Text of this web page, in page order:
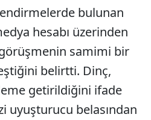
bulunan
hesabı üzerinden
görüşmenin samimi bir
belirtti. Dinç,
getirildiğini ifade
uyuşturucu belasından